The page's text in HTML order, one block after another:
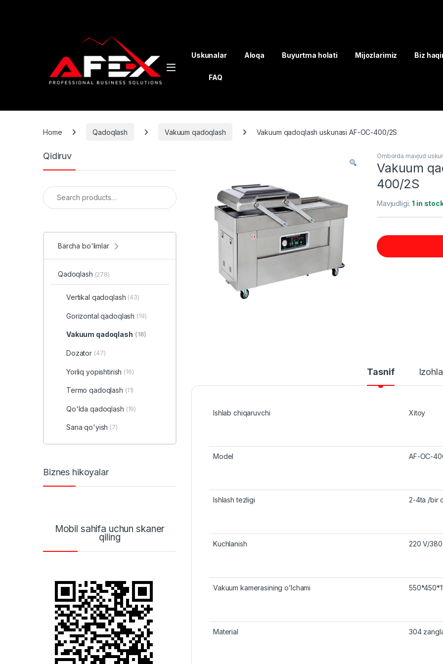
Uskunalar Aloqa Buyurtma holati Mijozlarimiz Biz
FAQ
Home Qadoqlash Vakuum qadoqlash Vakuum qadoqlash uskunasi AF-OC-400/2S
Omborda mavjud
Vakuum
400/2S
Mavjudligi:1 in
Tasnif
Ishlab chiqaruvchi Xitoy
Model AF-OC-
Ishlash tezligi 2-4ta /bir
Kuchlanish 220 V/
Vakuum kamerasining o’lchami
Material 304
Qidiruv
Search for:
Barcha bo'limlar
Qadoqlash (278)
Vertikal qadoqlash (43)
Gorizontal qadoqlash (19)
Vakuum qadoqlash (18)
Dozator (47)
Yorliq yopishtirish (16)
Termo qadoqlash (11)
Qo'lda qadoqlash (19)
Sana qo'yish (7)
Biznes hikoyalar
Mobil sahifa uchun skaner
qiling